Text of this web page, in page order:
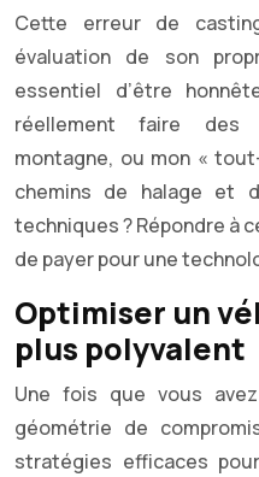
Cette erreur de
évaluation de son
essentiel d’être
réellement faire des
montagne, ou mon «
chemins de halage et
techniques ? Répondre à
de payer pour une
Optimiser un
plus polyvalent
Une fois que vous
géométrie de
stratégies efficaces